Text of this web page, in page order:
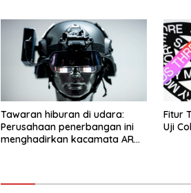
Tawaran hiburan di udara:
Perusahaan penerbangan ini
menghadirkan kacamata AR
Fitur
Uji